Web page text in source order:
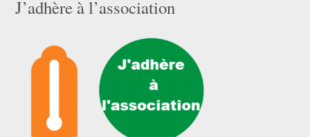
J’adhère à l’association